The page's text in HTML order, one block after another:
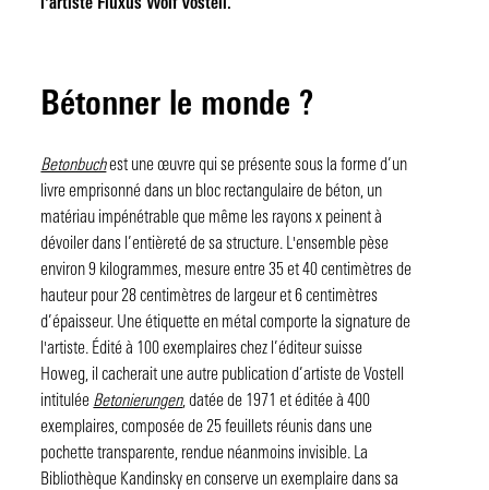
l'artiste Fluxus Wolf Vostell.
Bétonner le monde ?
Betonbuchest une œuvre qui se présente sous la forme d’un
livre emprisonné dans un bloc rectangulaire de béton, un
matériau impénétrable que même les rayons x peinent à
dévoiler dans l’entièreté de sa structure. L'ensemble pèse
environ 9 kilogrammes, mesure entre 35 et 40 centimètres de
hauteur pour 28 centimètres de largeur et 6 centimètres
d’épaisseur. Une étiquette en métal comporte la signature de
l'artiste. Édité à 100 exemplaires chez l’éditeur suisse
Howeg, il cacherait une autre publication d’artiste de Vostell
intitulée Betonierungen, datée de 1971 et éditée à 400
exemplaires, composée de 25 feuillets réunis dans une
pochette transparente, rendue néanmoins invisible. La
Bibliothèque Kandinsky en conserve un exemplaire dans sa